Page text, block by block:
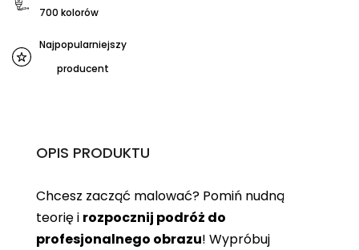
700 kolorów
Najpopularniejszy
producent
OPIS PRODUKTU
Chcesz zacząć malować? Pomiń nudną
teorię i rozpocznij podróż do
profesjonalnego obrazu! Wypróbuj